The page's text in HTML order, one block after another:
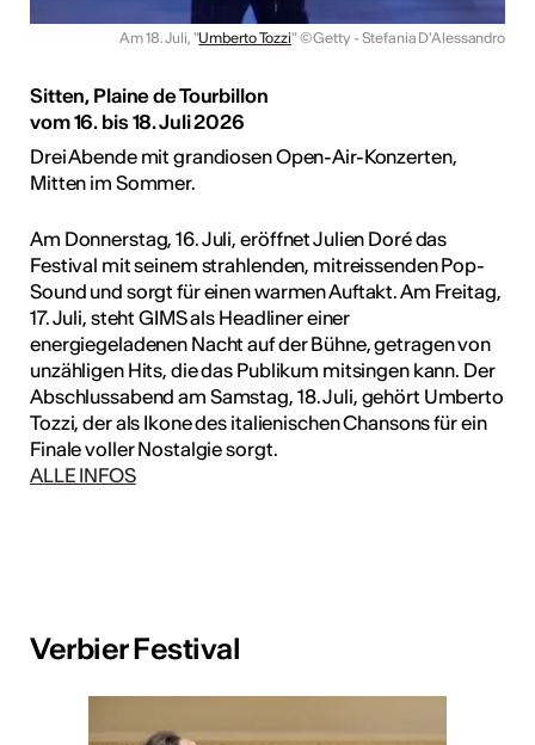
Am 18. Juli, "Umberto Tozzi" © Getty - Stefania D'Alessandro
Sitten, Plaine de Tourbillon
vom 16. bis 18. Juli 2026
Drei Abende mit grandiosen Open-Air-Konzerten,
Mitten im Sommer.
Am Donnerstag, 16. Juli, eröffnet Julien Doré das
Festival mit seinem strahlenden, mitreissenden Pop-
Sound und sorgt für einen warmen Auftakt. Am Freitag,
17. Juli, steht GIMS als Headliner einer
energiegeladenen Nacht auf der Bühne, getragen von
unzähligen Hits, die das Publikum mitsingen kann. Der
Abschlussabend am Samstag, 18. Juli, gehört Umberto
Tozzi, der als Ikone des italienischen Chansons für ein
Finale voller Nostalgie sorgt.
ALLE INFOS
Verbier Festival